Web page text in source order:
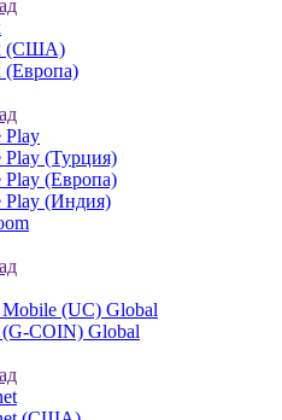
(США)
(Европа)
Play
Play (Турция)
Play (Европа)
Play (Индия)
(UC) Global
COIN) Global